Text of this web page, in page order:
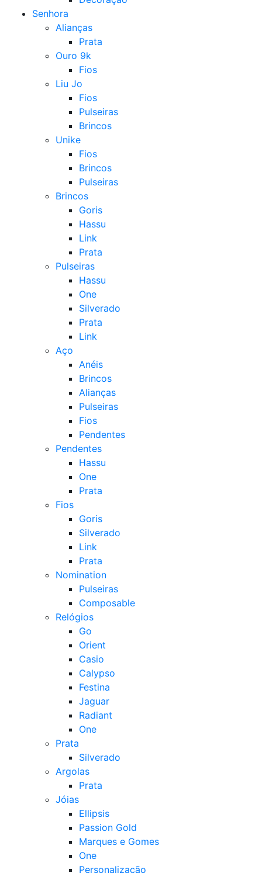
Senhora
Alianças
Prata
Ouro 9k
Fios
Liu Jo
Fios
Pulseiras
Brincos
Unike
Fios
Brincos
Pulseiras
Brincos
Goris
Hassu
Link
Prata
Pulseiras
Hassu
One
Silverado
Prata
Link
Aço
Anéis
Brincos
Alianças
Pulseiras
Fios
Pendentes
Pendentes
Hassu
One
Prata
Fios
Goris
Silverado
Link
Prata
Nomination
Pulseiras
Composable
Relógios
Go
Orient
Casio
Calypso
Festina
Jaguar
Radiant
One
Prata
Silverado
Argolas
Prata
Jóias
Ellipsis
Passion Gold
Marques e Gomes
One
Personalização